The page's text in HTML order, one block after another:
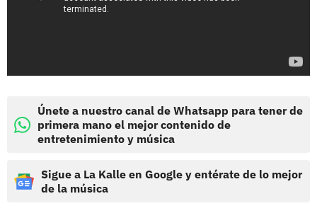
Únete a nuestro canal de Whatsapp para tener de
primera mano el mejor contenido de
entretenimiento y música
Sigue a La Kalle en Google y entérate de lo mejor
de la música